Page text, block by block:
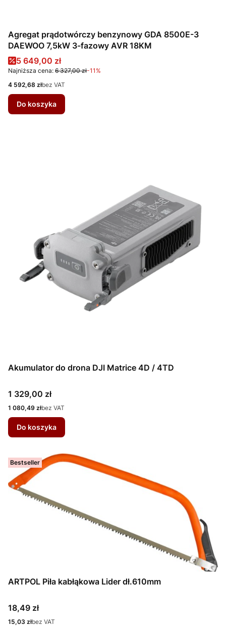
Agregat prądotwórczy benzynowy GDA 8500E-3
DAEWOO 7,5kW 3-fazowy AVR 18KM
Cena promocyjna
5 649,00 zł
Najniższa cena: 6 327,00 zł-11%
Cena
4 592,68 złbez VAT
Do koszyka
Akumulator do drona DJI Matrice 4D / 4TD
Cena
1 329,00 zł
Cena
1 080,49 złbez VAT
Do koszyka
Bestseller
ARTPOL Piła kabłąkowa Lider dł.610mm
Cena
18,49 zł
Cena
15,03 złbez VAT